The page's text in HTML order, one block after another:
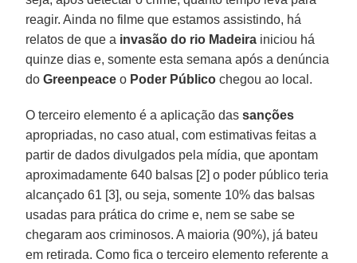
reagir. Ainda no filme que estamos assistindo, há
relatos de que a invasão do rio Madeira iniciou há
quinze dias e, somente esta semana após a denúncia
doGreenpeace o Poder Público chegou ao local.
O terceiro elemento é a aplicação dassanções
apropriadas, no caso atual, com estimativas feitas a
partir de dados divulgados pela mídia, que apontam
aproximadamente 640 balsas [2] o poder público teria
alcançado 61 [3], ou seja, somente 10% das balsas
usadas para prática do crime e, nem se sabe se
chegaram aos criminosos. A maioria (90%), já bateu
em retirada. Como fica o terceiro elemento referente a